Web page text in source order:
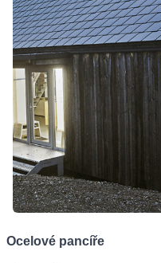
Ocelové pancíře